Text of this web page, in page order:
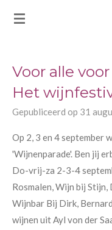
Ga
hoofdinhoud
Voor alle
Het
Gepubliceerd op 31
Op 2, 3 en 4 september
'Wijnenparade'. Ben jij
Do-vrij-za 2-3-4
Rosmalen, Wijn bij
Wijnbar Bij Dirk,
wijnen uit Ayl von der